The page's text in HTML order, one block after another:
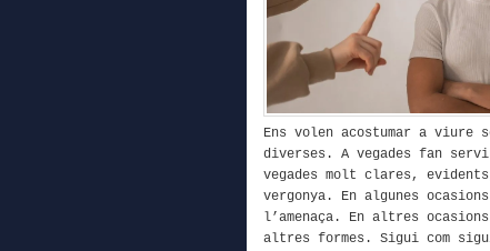
Ens volen acostumar a viure
diverses. A vegades fan
vegades molt clares,
vergonya . En algunes ocasions
l’amenaça . En altres
altres formes. Sigui com